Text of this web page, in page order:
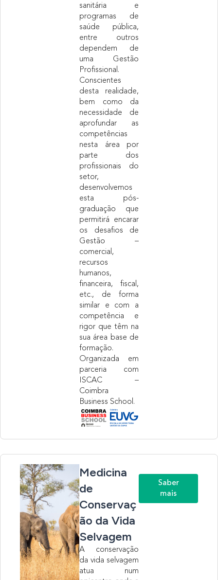
sanitária e
programas de
saúde pública,
entre outros
dependem de
uma Gestão
Profissional.
Conscientes
desta realidade,
bem como da
necessidade de
aprofundar as
competências
nesta área por
parte dos
profissionais do
setor,
desenvolvemos
esta pós-
graduação que
permitirá encarar
os desafios de
Gestão –
comercial,
recursos
humanos,
financeira, fiscal,
etc., de forma
similar e com a
competência e
rigor que têm na
sua área base de
formação.
Organizada em
parceria com
ISCAC –
Coimbra
Business School.
Medicina
de
Conservaç
ão da Vida
Selvagem
A conservação
da vida selvagem
atua num
Saber
mais